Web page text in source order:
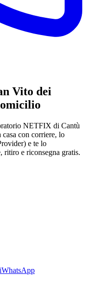
Vito dei
NETFIX di Cantù
con corriere, lo
e te lo
ritiro e riconsegna gratis.
WhatsApp